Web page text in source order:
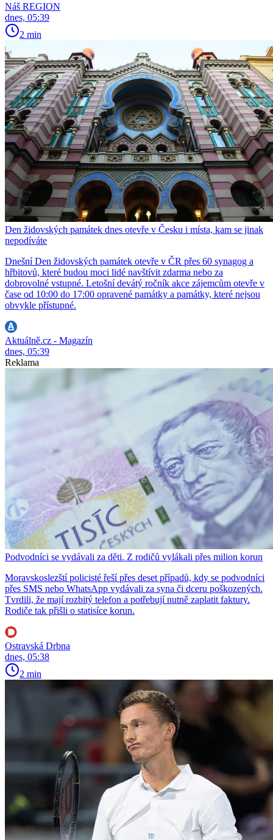
Náš REGION
dnes, 05:39
2 min
Den židovských památek dnes otevře v Česku i místa, kam se jinak
nepodíváte
Dnešní Den židovských památek otevře v ČR přes 60 synagog a
hřbitovů, které budou moci lidé navštívit zdarma nebo za
dobrovolné vstupné. Letošní devátý ročník akce zájemcům otevře v
čase od 10:00 do 17:00 opravené památky a památky, které nejsou
obvykle přístupné.
Aktuálně.cz - Magazín
dnes, 05:39
Reklama
Podvodníci se vydávali za děti. Z rodičů vylákali přes milion korun
Moravskoslezští policisté řeší přes deset případů, kdy se podvodníci
přes SMS nebo WhatsApp vydávali za syna či dceru poškozených.
Tvrdili, že mají rozbitý telefon a potřebují nutně zaplatit faktury.
Rodiče tak přišli o statisíce korun.
Ostravská Drbna
dnes, 05:38
2 min